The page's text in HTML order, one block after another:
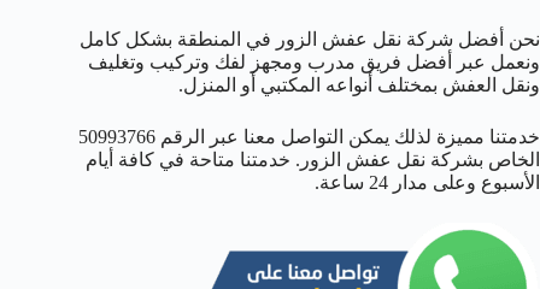
نحن أفضل شركة نقل عفش الزور في المنطقة بشكل كامل
ونعمل عبر أفضل فريق مدرب ومجهز لفك وتركيب وتغليف
ونقل العفش بمختلف أنواعه المكتبي أو المنزل.
خدمتنا مميزة لذلك يمكن التواصل معنا عبر الرقم 50993766
الخاص بشركة نقل عفش الزور. خدمتنا متاحة في كافة أيام
الأسبوع وعلى مدار 24 ساعة.